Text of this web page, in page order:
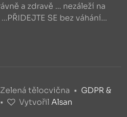
a zdravě ... nezáleží na
SE bez váhání...
tělocvična • GDPR &
Vytvořil Alsan